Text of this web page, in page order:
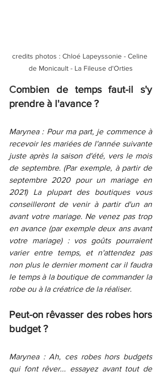
credits photos : Chloé Lapeyssonie - Celine
de Monicault - La Fileuse d'Orties
Combien de temps faut-il s'y
prendre à l'avance ?
Marynea : Pour ma part, je commence à
recevoir les mariées de l'année suivante
juste après la saison d'été, vers le mois
de septembre. (Par exemple, à partir de
septembre 2020 pour un mariage en
2021) La plupart des boutiques vous
conseilleront de venir à partir d'un an
avant votre mariage. Ne venez pas trop
en avance (par exemple deux ans avant
votre mariage) : vos goûts pourraient
varier entre temps, et n'attendez pas
non plus le dernier moment car il faudra
le temps à la boutique de commander la
robe ou à la créatrice de la réaliser.
Peut-on rêvasser des robes hors
budget ?
Marynea : Ah, ces robes hors budgets
qui font rêver... essayez avant tout de